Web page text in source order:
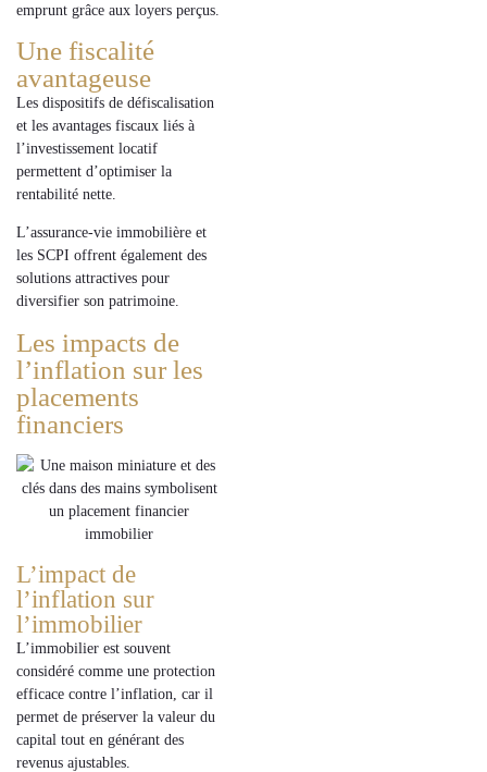
emprunt grâce aux loyers perçus
Une fiscalité
avantageuse
Les dispositifs de défiscalisation
et les avantages fiscaux liés à
l’investissement locatif
permettent d’optimiser la
rentabilité nette.
L’assurance-vie immobilière et
les SCPI offrent également des
solutions attractives pour
diversifier son patrimoine.
Les impacts de
l’inflation sur les
placements
financiers
L’impact de
l’inflation sur
l’immobilier
L’immobilier est souvent
considéré comme une protection
efficace contre l’inflation , car il
permet de préserver la valeur du
capital tout en générant des
revenus ajustables